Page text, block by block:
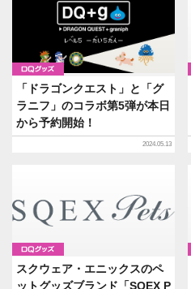
グッズ
「ドラゴンクエスト」と「グ
ラニフ」のコラボ第5弾が本日
から予約開始！
2024.05.13
スクウェア・エニックスのペ
ットグッズブランド「SQEX P